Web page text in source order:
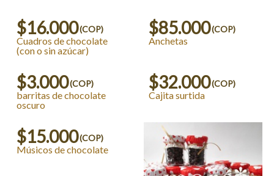
$16.000(COP)
Cuadros de chocolate
(con o sin azúcar)
$85.000(COP)
Anchetas
$3.000(COP)
barritas de chocolate
oscuro
$32.000(COP)
Cajita surtida
$15.000(COP)
Músicos de chocolate